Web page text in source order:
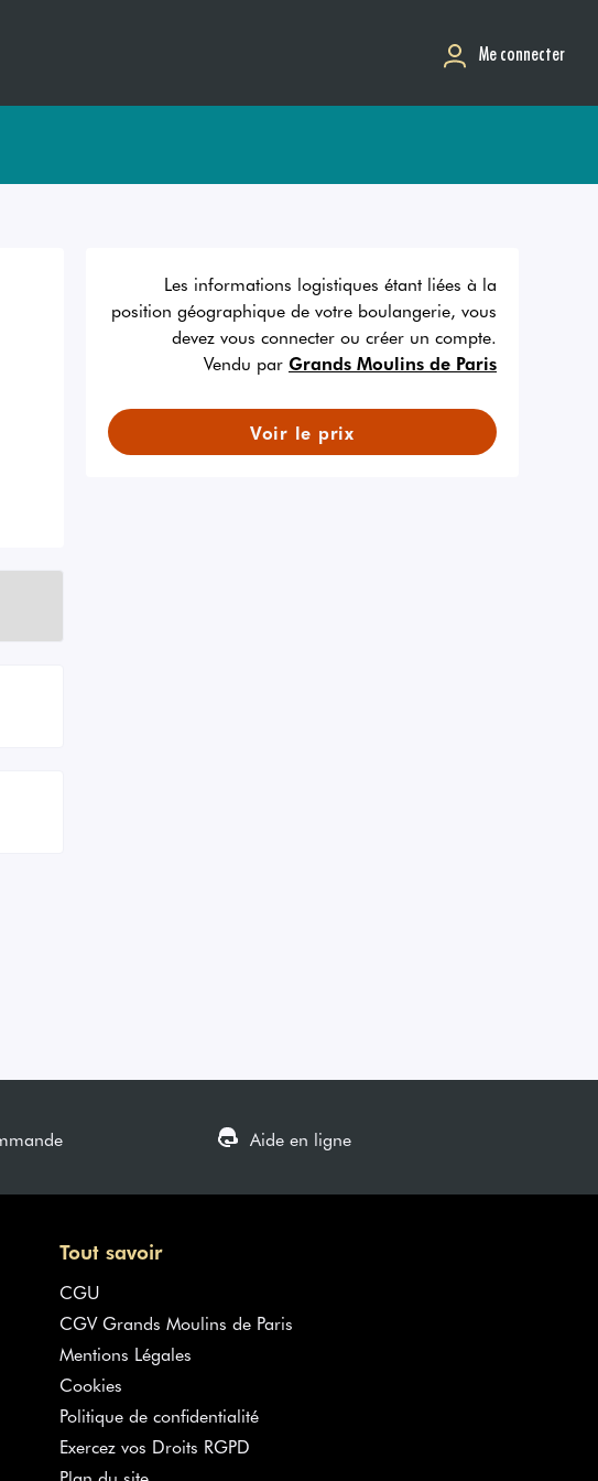
Me connecter
Les informations logistiques étant liées à la
position géographique de votre boulangerie, vous
devez vous connecter ou créer un compte.
Vendu par Grands Moulins de Paris
Voir le prix
Aide en ligne
Tout savoir
CGU
CGV Grands Moulins de Paris
Mentions Légales
Cookies
Politique de confidentialité
Exercez vos Droits RGPD